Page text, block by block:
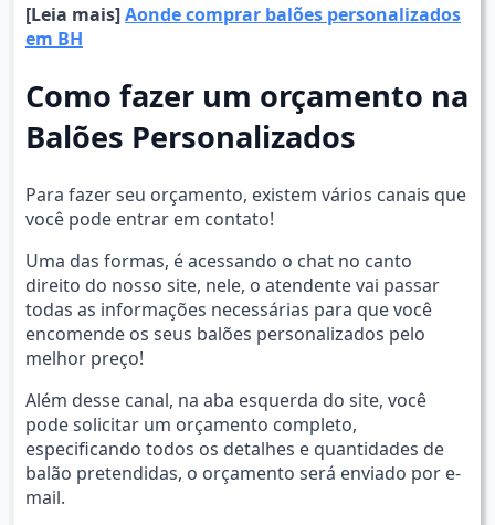
[Leia mais]Aonde comprar balões personalizados
em BH
Como fazer um orçamento na
Balões Personalizados
Para fazer seu orçamento, existem vários canais que
você pode entrar em contato!
Uma das formas, é acessando o chat no canto
direito do nosso site, nele, o atendente vai passar
todas as informações necessárias para que você
encomende os seus balões personalizados pelo
melhor preço!
Além desse canal, na aba esquerda do site, você
pode solicitar um orçamento completo,
especificando todos os detalhes e quantidades de
balão pretendidas, o orçamento será enviado por e-
mail.